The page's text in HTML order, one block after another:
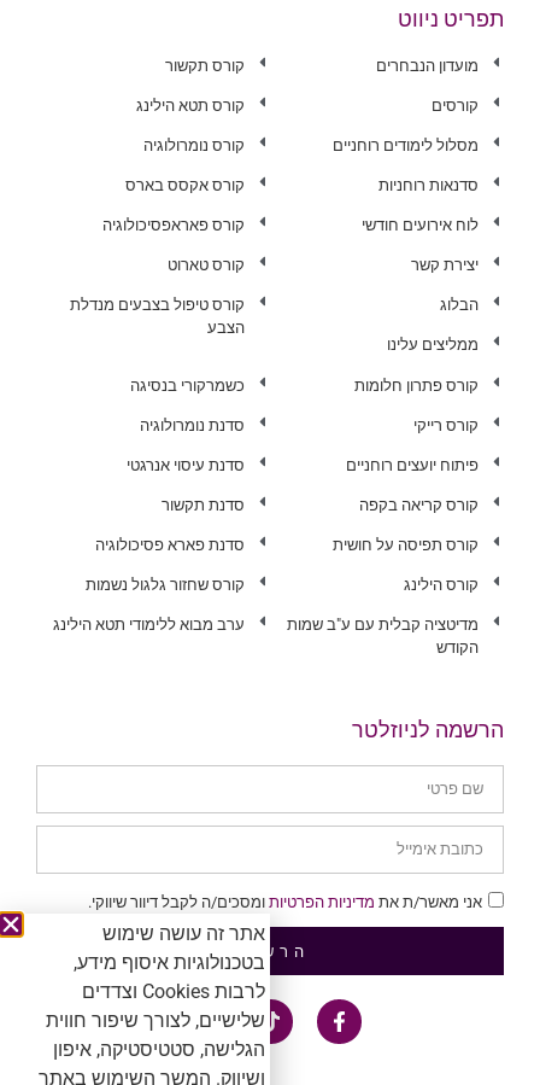
תפריט ניווט
מועדון הנבחרים
קורסים
מסלול לימודים רוחניים
סדנאות רוחניות
לוח אירועים חודשי
יצירת קשר
הבלוג
ממליצים עלינו
קורס תקשור
קורס תטא הילינג
קורס נומרולוגיה
קורס אקסס בארס
קורס פאראפסיכולוגיה
קורס טארוט
קורס טיפול בצבעים מנדלת
הצבע
קורס פתרון חלומות
קורס רייקי
פיתוח יועצים רוחניים
קורס קריאה בקפה
קורס תפיסה על חושית
קורס הילינג
מדיטציה קבלית עם ע"ב שמות
הקודש
כשמרקורי בנסיגה
סדנת נומרולוגיה
סדנת עיסוי אנרגטי
סדנת תקשור
סדנת פארא פסיכולוגיה
קורס שחזור גלגול נשמות
ערב מבוא ללימודי תטא הילינג
הרשמה לניוזלטר
אני מאשר/ת את מדיניות הפרטיות ומסכים/ה לקבל דיוור שיווקי.
הרשמה
אתר זה עושה שימוש
בטכנולוגיות איסוף מידע,
לרבות Cookies וצדדים
שלישיים, לצורך שיפור חווית
הגלישה, סטטיסטיקה, איפון
ושיווק. המשך השימוש באתר